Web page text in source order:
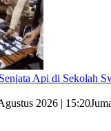
Api di Sekolah
2026 | 15:20